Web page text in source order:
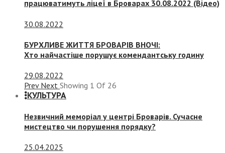
працюватимуть ліцеї в Броварах 30.08.2022 (Відео)
30.08.2022
БУРХЛИВЕ ЖИТТЯ БРОВАРІВ ВНОЧІ:
Хто найчастіше порушує комендантську годину
29.08.2022
Prev Next Showing 1 Of 26
КУЛЬТУРА
Незвичний меморіал у центрі Броварів. Сучасне
мистецтво чи порушення порядку?
25.04.2025